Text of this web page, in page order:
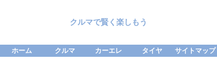
クルマで賢く楽しもう
ホーム クルマ カーエレ タイヤ サイトマップ